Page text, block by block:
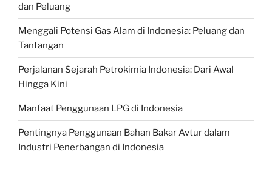
dan Peluang
Menggali Potensi Gas Alam di Indonesia: Peluang dan
Tantangan
Perjalanan Sejarah Petrokimia Indonesia: Dari Awal
Hingga Kini
Manfaat Penggunaan LPG di Indonesia
Pentingnya Penggunaan Bahan Bakar Avtur dalam
Industri Penerbangan di Indonesia